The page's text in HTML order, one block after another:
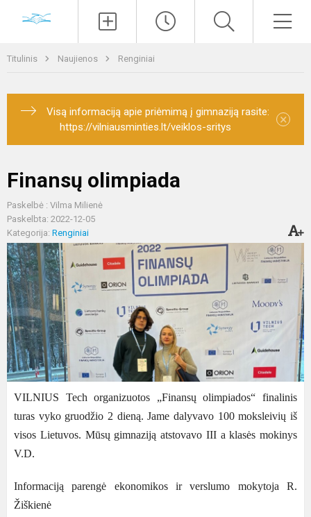
Titulinis Naujienos Renginiai
Visą informaciją apie priėmimą į gimnaziją rasite:
https://vilniausminties.lt/veiklos-sritys
×
Finansų olimpiada
Paskelbė : Vilma Milienė
Paskelbta: 2022-12-05
Kategorija: Renginiai
VILNIUS Tech organizuotos „Finansų olimpiados“ finalinis
turas vyko gruodžio 2 dieną. Jame dalyvavo 100 moksleivių iš
visos Lietuvos. Mūsų gimnaziją atstovavo III a klasės mokinys
V.D.
Informaciją parengė ekonomikos ir verslumo mokytoja R.
Žiškienė